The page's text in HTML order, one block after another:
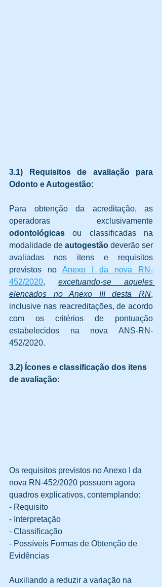
3.1) Requisitos de avaliação para
Odonto e Autogestão:
Para obtenção da acreditação, as
odontológicas ou classificadas na
modalidade de autogestão deverão ser
avaliadas nos itens e requisitos
previstos no Anexo I da nova RN-
452/2020, excetuando-se aqueles
elencados no Anexo III desta RN,
inclusive nas reacreditações, de acordo
com os critérios de pontuação
estabelecidos na nova ANS-RN-
452/2020.
3.2) Ícones e classificação dos itens
de avaliação:
Os requisitos previstos no Anexo I da
nova RN-452/2020 possuem agora
quadros explicativos, contemplando:
- Requisito
- Interpretação
- Classificação
- Possíveis Formas de Obtenção de
Evidências
Auxiliando a reduzir a variação na